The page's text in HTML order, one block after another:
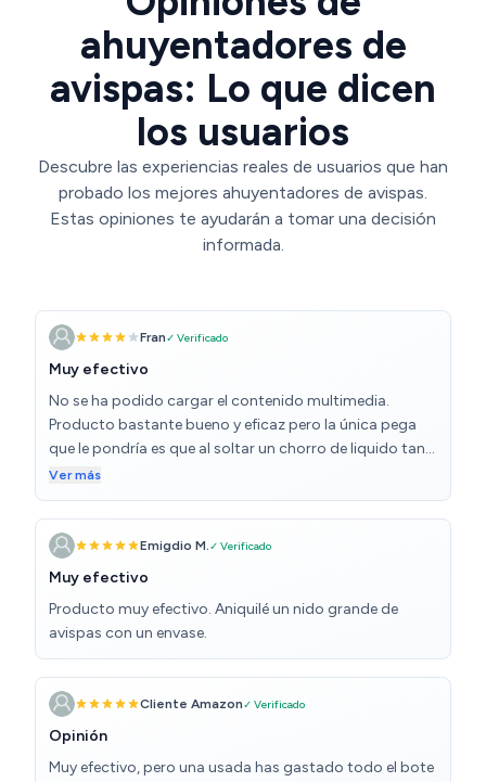
ahuyentadores de
avispas: Lo que dicen
los usuarios
Descubre las experiencias reales de usuarios que han
probado los mejores ahuyentadores de avispas.
Estas opiniones te ayudarán a tomar una decisión
informada.
Fran✓ Verificado
Muy efectivo
No se ha podido cargar el contenido multimedia.
Producto bastante bueno y eficaz pero la única pega
que le pondría es que al soltar un chorro de liquido tan
rápido y lejano se gasta muy pronto, quizás un chorro
algo mas fino haría que durara mas. Aún así es bastante
efectivo, los he usado para un nido de avispón oriental
que tenía eni casa y acabo con ellas
Ver más
Emigdio M.✓ Verificado
Muy efectivo
Producto muy efectivo. Aniquilé un nido grande de
avispas con un envase.
Cliente Amazon✓ Verificado
Opinión
Muy efectivo, pero una usada has gastado todo el bote